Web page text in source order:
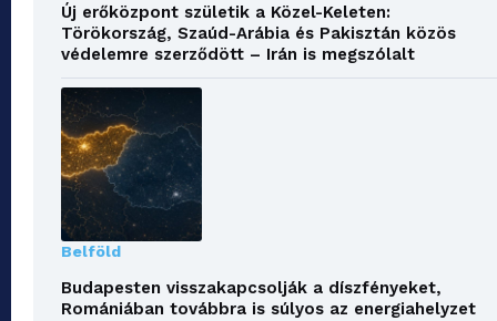
Új erőközpont születik a Közel-Keleten:
Törökország, Szaúd-Arábia és Pakisztán közös
védelemre szerződött – Irán is megszólalt
Belföld
Budapesten visszakapcsolják a díszfényeket,
Romániában továbbra is súlyos az energiahelyzet